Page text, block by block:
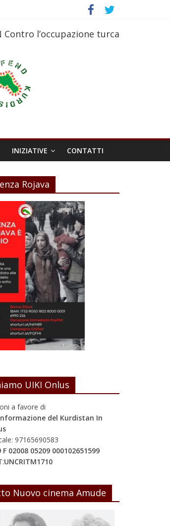
Contro l’occupazione turca
INIZIATIVE CONTATTI
Rojava
UIKI Onlus
a favore di
del Kurdistan In
97165690583
F 02008 05209 000102651599
UNCRITM1710
Nuovo cinema Amude